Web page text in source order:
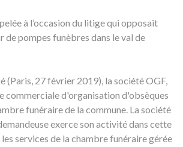
à l’occasion du litige qui opposait
de pompes funèbres dans le val de
(Paris, 27 février 2019), la société OGF,
commerciale d'organisation d'obsèques
funéraire de la commune. La société
exerce son activité dans cette
services de la chambre funéraire gérée